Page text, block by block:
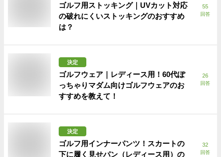
ゴルフ用ストッキング｜UVカット対応
の破れにくいストッキングのおすすめ
は？
55
回答
決定
ゴルフウェア｜レディース用！60代ぽ
っちゃりマダム向けゴルフウェアのお
すすめを教えて！
26
回答
決定
ゴルフ用インナーパンツ！スカートの
下に履く見せパン（レディース用）の
32
回答